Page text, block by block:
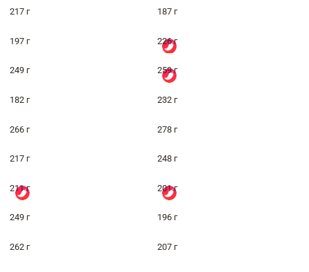
217 г 187 г
197 г 226 г
249 г 259 г
182 г 232 г
266 г 278 г
217 г 248 г
211 г 201 г
249 г 196 г
262 г 207 г